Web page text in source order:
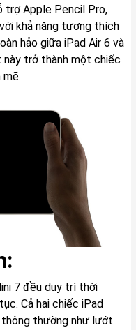
trợ Apple Pencil Pro,
khả năng tương thích
hảo giữa iPad Air 6 và
trở thành một chiếc
mẽ.
7 đều duy trì thời
Cả hai chiếc iPad
thường như lướt